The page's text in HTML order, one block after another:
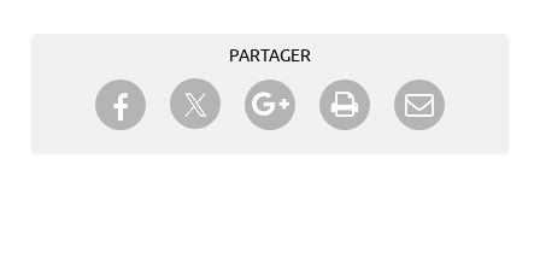
PARTAGER
Partager sur Facebook
Partager sur TwitterPartager sur Google+
Imprimer